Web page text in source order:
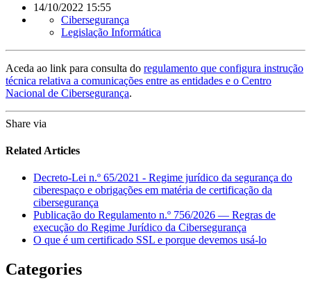
14/10/2022 15:55
Cibersegurança
Legislação Informática
Aceda ao link para consulta do regulamento que configura instrução
técnica relativa a comunicações entre as entidades e o Centro
Nacional de Cibersegurança.
Share via
Related Articles
Decreto-Lei n.º 65/2021 - Regime jurídico da segurança do
ciberespaço e obrigações em matéria de certificação da
cibersegurança
Publicação do Regulamento n.º 756/2026 — Regras de
execução do Regime Jurídico da Cibersegurança
O que é um certificado SSL e porque devemos usá-lo
Categories